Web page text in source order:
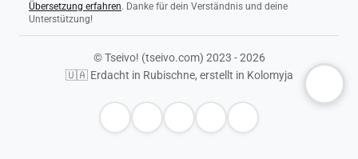
Übersetzung erfahren. Danke für dein Verständnis und deine
Unterstützung!
© Tseivo! (tseivo.com) 2023 - 2026
🇺🇦 Erdacht in Rubischne, erstellt in Kolomyja